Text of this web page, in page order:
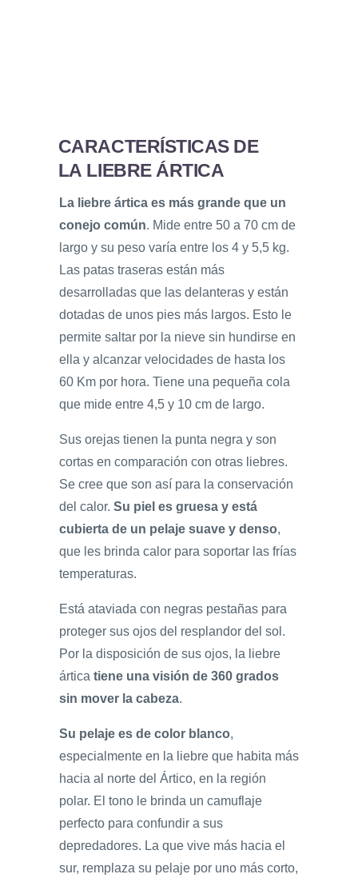
CARACTERÍSTICAS DE
LA LIEBRE ÁRTICA
La liebre ártica es más grande que un
conejo común. Mide entre 50 a 70 cm de
largo y su peso varía entre los 4 y 5,5 kg.
Las patas traseras están más
desarrolladas que las delanteras y están
dotadas de unos pies más largos. Esto le
permite saltar por la nieve sin hundirse en
ella y alcanzar velocidades de hasta los
60 Km por hora. Tiene una pequeña cola
que mide entre 4,5 y 10 cm de largo.
Sus orejas tienen la punta negra y son
cortas en comparación con otras liebres.
Se cree que son así para la conservación
del calor. Su piel es gruesa y está
cubierta de un pelaje suave y denso,
que les brinda calor para soportar las frías
temperaturas.
Está ataviada con negras pestañas para
proteger sus ojos del resplandor del sol.
Por la disposición de sus ojos, la liebre
ártica tiene una visión de 360 grados
sin mover la cabeza.
Su pelaje es de color blanco,
especialmente en la liebre que habita más
hacia al norte del Ártico, en la región
polar. El tono le brinda un camuflaje
perfecto para confundir a sus
depredadores. La que vive más hacia el
sur, remplaza su pelaje por uno más corto,